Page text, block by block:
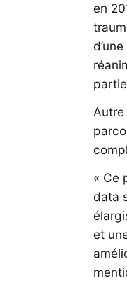
en
Autre
« Ce
data
et